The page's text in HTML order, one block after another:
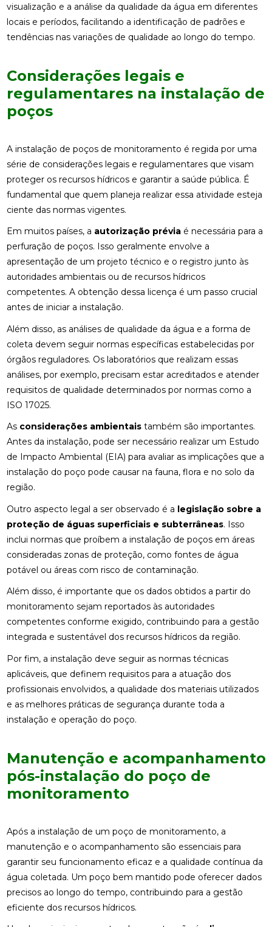
visualização e a análise da qualidade da água em diferentes
locais e períodos, facilitando a identificação de padrões e
tendências nas variações de qualidade ao longo do tempo.
Considerações legais e
regulamentares na instalação de
poços
A instalação de poços de monitoramento é regida por uma
série de considerações legais e regulamentares que visam
proteger os recursos hídricos e garantir a saúde pública. É
fundamental que quem planeja realizar essa atividade esteja
ciente das normas vigentes.
Em muitos países, a autorização préviaé necessária para a
perfuração de poços. Isso geralmente envolve a
apresentação de um projeto técnico e o registro junto às
autoridades ambientais ou de recursos hídricos
competentes. A obtenção dessa licença é um passo crucial
antes de iniciar a instalação.
Além disso, as análises de qualidade da água e a forma de
coleta devem seguir normas específicas estabelecidas por
órgãos reguladores. Os laboratórios que realizam essas
análises, por exemplo, precisam estar acreditados e atender
requisitos de qualidade determinados por normas como a
ISO 17025.
As considerações ambientaistambém são importantes.
Antes da instalação, pode ser necessário realizar um Estudo
de Impacto Ambiental (EIA) para avaliar as implicações que a
instalação do poço pode causar na fauna, flora e no solo da
região.
Outro aspecto legal a ser observado é a legislação sobre a
proteção de águas superficiais e subterrâneas. Isso
inclui normas que proíbem a instalação de poços em áreas
consideradas zonas de proteção, como fontes de água
potável ou áreas com risco de contaminação.
Além disso, é importante que os dados obtidos a partir do
monitoramento sejam reportados às autoridades
competentes conforme exigido, contribuindo para a gestão
integrada e sustentável dos recursos hídricos da região.
Por fim, a instalação deve seguir as normas técnicas
aplicáveis, que definem requisitos para a atuação dos
profissionais envolvidos, a qualidade dos materiais utilizados
e as melhores práticas de segurança durante toda a
instalação e operação do poço.
Manutenção e acompanhamento
pós-instalação do poço de
monitoramento
Após a instalação de um poço de monitoramento, a
manutenção e o acompanhamento são essenciais para
garantir seu funcionamento eficaz e a qualidade contínua da
água coletada. Um poço bem mantido pode oferecer dados
precisos ao longo do tempo, contribuindo para a gestão
eficiente dos recursos hídricos.